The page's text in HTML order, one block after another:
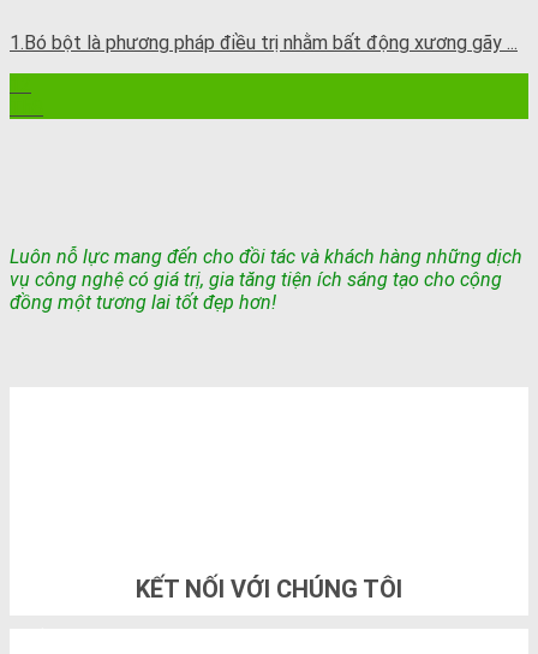
1.Bó bột là phương pháp điều trị nhằm bất động xương gãy ...
Luôn nỗ lực mang đến cho đồi tác và khách hàng những dịch
vụ công nghệ có giá trị, gia tăng tiện ích sáng tạo cho cộng
đồng một tương lai tốt đẹp hơn!
KẾT NỐI VỚI CHÚNG TÔI